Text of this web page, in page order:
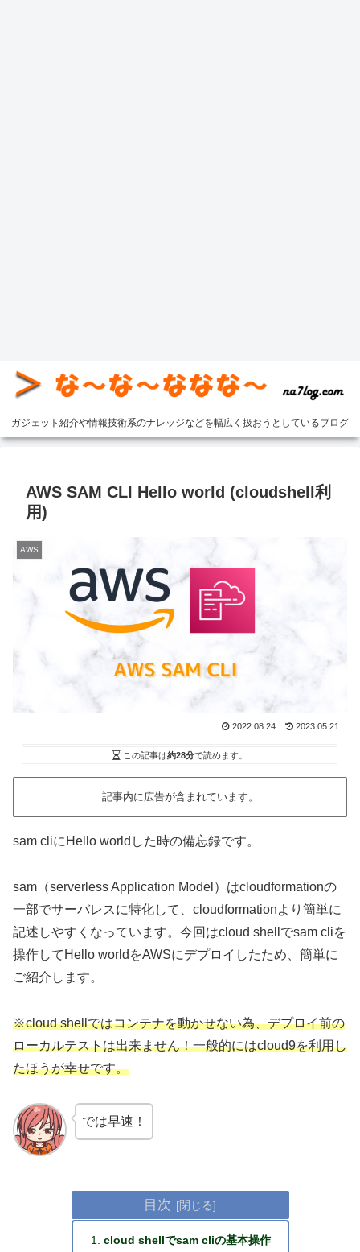
ガジェット紹介や情報技術系のナレッジなどを幅広く扱おうとしているブログ
AWS SAM CLI Hello world (cloudshell利
用)
AWS
2022.08.24 2023.05.21
この記事は約28分で読めます。
記事内に広告が含まれています。
sam cliにHello worldした時の備忘録です。
sam（serverless Application Model）はcloudformationの
一部でサーバレスに特化して、cloudformationより簡単に
記述しやすくなっています。今回はcloud shellでsam cliを
操作してHello worldをAWSにデプロイしたため、簡単に
ご紹介します。
※cloud shellではコンテナを動かせない為、デプロイ前の
ローカルテストは出来ません！一般的にはcloud9を利用し
たほうが幸せです。
では早速！
目次
cloud shellでsam cliの基本操作